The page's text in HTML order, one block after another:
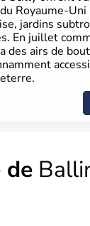
Uni
riche
Royaume-Uni
jardins
En juillet
des airs de